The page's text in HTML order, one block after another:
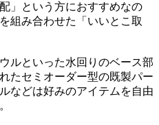
」という方におすすめなの
組み合わせた「いいとこ取
ルといった水回りのベース部
たセミオーダー型の既製パー
などは好みのアイテムを自由